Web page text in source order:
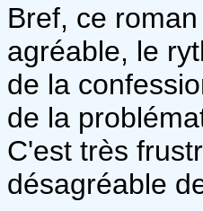
Bref, ce
agréable, le
de la
de la
C'est très
désagréable